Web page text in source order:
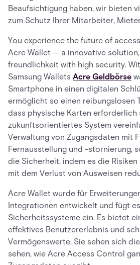
Beaufsichtigung haben, wir bieten
zum Schutz Ihrer Mitarbeiter,
You experience the future of
Acre Wallet — a innovative
freundlichkeit with high security.
Samsung Wallets Acre Geldbörse
Smartphone in einen digitalen
ermöglicht so einen reibungslosen
dass physische Karten erforderlich
zukunftsorientiertes System
Verwaltung von Zugangsdaten mit
Fernausstellung und -stornierung,
die Sicherheit, indem es die Risiken
mit dem Verlust von Ausweisen
Acre Wallet wurde für
Integrationen entwickelt und fügt
Sicherheitssysteme ein. Es bietet
effektives Benutzererlebnis und
Vermögenswerte. Sie sehen sich
sehen, wie Acre Access Control